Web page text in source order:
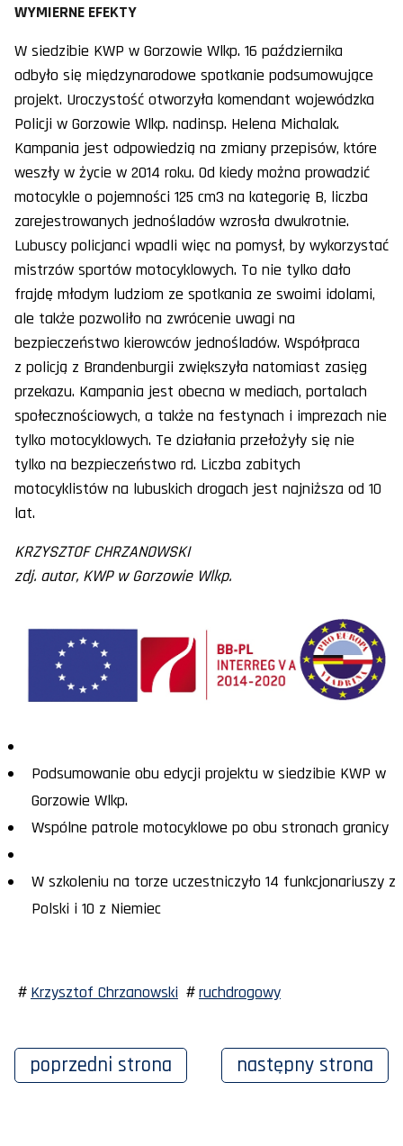
WYMIERNE EFEKTY
W siedzibie KWP w Gorzowie Wlkp. 16 października
odbyło się międzynarodowe spotkanie podsumowujące
projekt. Uroczystość otworzyła komendant wojewódzka
Policji w Gorzowie Wlkp. nadinsp. Helena Michalak.
Kampania jest odpowiedzią na zmiany przepisów, które
weszły w życie w 2014 roku. Od kiedy można prowadzić
motocykle o pojemności 125 cm3 na kategorię B, liczba
zarejestrowanych jednośladów wzrosła dwukrotnie.
Lubuscy policjanci wpadli więc na pomysł, by wykorzystać
mistrzów sportów motocyklowych. To nie tylko dało
frajdę młodym ludziom ze spotkania ze swoimi idolami,
ale także pozwoliło na zwrócenie uwagi na
bezpieczeństwo kierowców jednośladów. Współpraca
z policją z Brandenburgii zwiększyła natomiast zasięg
przekazu. Kampania jest obecna w mediach, portalach
społecznościowych, a także na festynach i imprezach nie
tylko motocyklowych. Te działania przełożyły się nie
tylko na bezpieczeństwo rd. Liczba zabitych
motocyklistów na lubuskich drogach jest najniższa od 10
lat.
KRZYSZTOF CHRZANOWSKI
zdj. autor, KWP w Gorzowie Wlkp.
Podsumowanie obu edycji projektu w siedzibie KWP w
Gorzowie Wlkp.
Wspólne patrole motocyklowe po obu stronach granicy
W szkoleniu na torze uczestniczyło 14 funkcjonariuszy z
Polski i 10 z Niemiec
Krzysztof Chrzanowski ruchdrogowy
poprzedni strona następny strona